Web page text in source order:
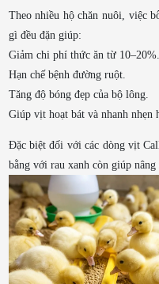
Theo nhiều hộ chăn nuôi, việc
gì đều đặn giúp:
Giảm chi phí thức ăn từ 10–20%.
Hạn chế bệnh đường ruột.
Tăng độ bóng đẹp của bộ lông.
Giúp vịt hoạt bát và nhanh nhẹn
Đặc biệt đối với các dòng vịt
bằng với rau xanh còn giúp